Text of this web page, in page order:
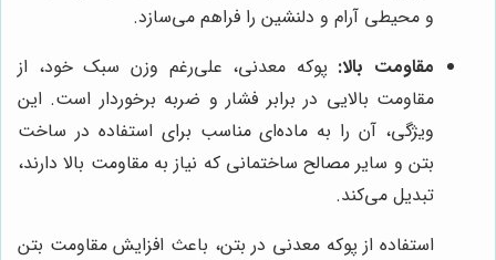
و محیطی آرام و دلنشین را فراهم می‌سازد.
مقاومت بالا: پوکه معدنی، علی‌رغم وزن سبک خود، از
مقاومت بالایی در برابر فشار و ضربه برخوردار است. این
ویژگی، آن را به ماده‌ای مناسب برای استفاده در ساخت
بتن و سایر مصالح ساختمانی که نیاز به مقاومت بالا دارند،
تبدیل می‌کند.
استفاده از پوکه معدنی در بتن، باعث افزایش مقاومت بتن